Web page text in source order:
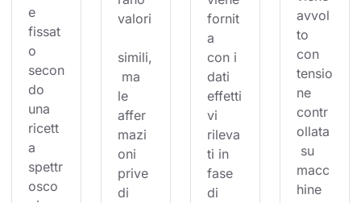
e
fissat
o
secon
do
una
ricett
a
spettr
osco
valori
simili,
ma
le
affer
mazi
oni
prive
di
fornit
a
con i
dati
effetti
vi
rileva
ti in
fase
di
avvol
to
con
tensio
ne
contr
ollata
su
macc
hine